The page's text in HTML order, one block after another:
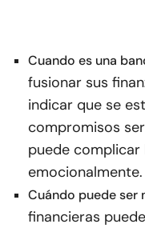
Cuando es una
fusionar sus
indicar que se
compromisos
puede complicar
emocionalmente.
Cuándo puede ser
financieras